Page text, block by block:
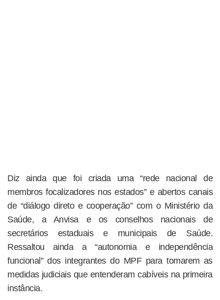
Diz ainda que foi criada uma “rede nacional de
membros focalizadores nos estados” e abertos canais
de “diálogo direto e cooperação” com o Ministério da
Saúde, a Anvisa e os conselhos nacionais de
secretários estaduais e municipais de Saúde.
Ressaltou ainda a “autonomia e independência
funcional” dos integrantes do MPF para tomarem as
medidas judiciais que entenderam cabíveis na primeira
instância.